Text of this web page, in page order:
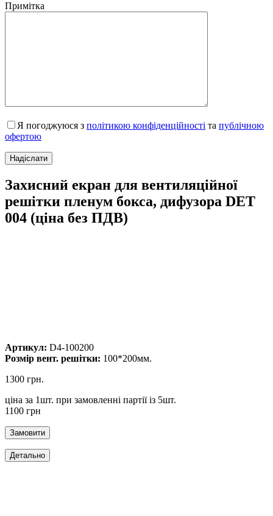
Примітка
Я погоджуюся з політикою конфіденційності та публічною
офертою
Захисний екран для вентиляційної
решітки пленум бокса, дифузора DET
004 (ціна без ПДВ)
Артикул: D4-100200
Розмір вент. решітки: 100*200мм.
1300 грн.
ціна за 1шт. при замовленні партії із 5шт.
1100 грн